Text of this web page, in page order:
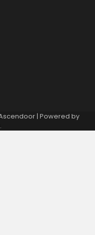
| Powered by
.